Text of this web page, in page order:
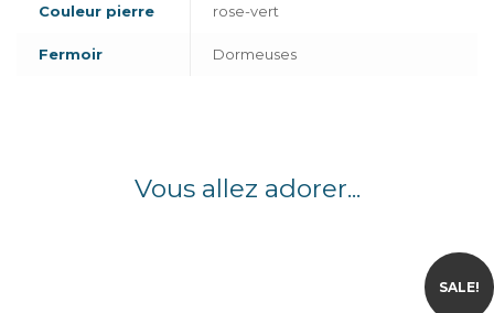
Couleur pierre rose-vert
Fermoir Dormeuses
Vous allez adorer...
SALE!